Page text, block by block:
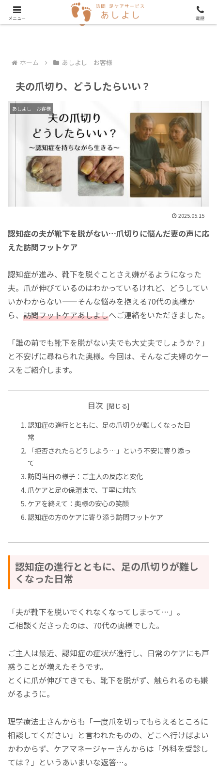
ホーム あしよし お客様
夫の爪切り、どうしたらいい？
あしよし お客様
2025.05.15
認知症の夫が靴下を脱がない…爪切りに悩んだ妻の声に応
えた訪問フットケア
認知症が進み、靴下を脱ぐことさえ嫌がるようになった
夫。爪が伸びているのはわかっているけれど、どうしてい
いかわからない——そんな悩みを抱える70代の奥様か
ら、 訪問フットケアあしよしへご連絡をいただきました。
「誰の前でも靴下を脱がない夫でも大丈夫でしょうか？」
と不安げに尋ねられた奥様。今回は、そんなご夫婦のケー
スをご紹介します。
目次
認知症の進行とともに、足の爪切りが難しくなった日
常
「拒否されたらどうしよう…」という不安に寄り添っ
て
訪問当日の様子：ご主人の反応と変化
爪ケアと足の保湿まで、丁寧に対応
ケアを終えて：奥様の安心の笑顔
認知症の方のケアに寄り添う訪問フットケア
認知症の進行とともに、足の爪切りが難し
くなった日常
「夫が靴下を脱いでくれなくなってしまって…」。
ご相談くださったのは、70代の奥様でした。
ご主人は最近、認知症の症状が進行し、日常のケアにも戸
惑うことが増えたそうです。
とくに爪が伸びてきても、靴下を脱がず、触られるのも嫌
がるように。
理学療法士さんからも「一度爪を切ってもらえるところに
相談してください」と言われたものの、どこへ行けばよい
かわからず、ケアマネージャーさんからは「外科を受診し
ては？」というあいまいな返答…。
メニュー 電話